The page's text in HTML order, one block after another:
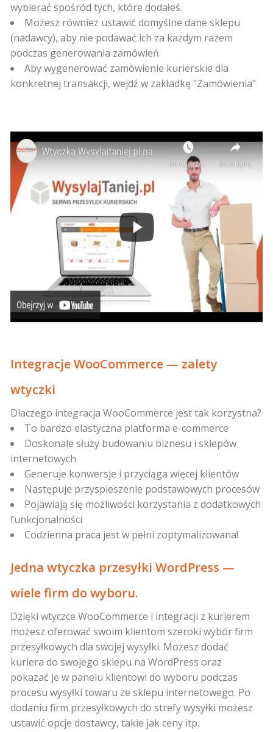
wybierać spośród tych, które dodałeś.
Możesz również ustawić domyślne dane sklepu
(nadawcy), aby nie podawać ich za każdym razem
podczas generowania zamówień.
Aby wygenerować zamówienie kurierskie dla
konkretnej transakcji, wejdź w zakładkę "Zamówienia"
Integracje WooCommerce — zalety
wtyczki
Dlaczego integracja WooCommerce jest tak korzystna?
To bardzo elastyczna platforma e-commerce
Doskonale służy budowaniu biznesu i sklepów
internetowych
Generuje konwersje i przyciąga więcej klientów
Następuje przyspieszenie podstawowych procesów
Pojawiają się możliwości korzystania z dodatkowych
funkcjonalności
Codzienna praca jest w pełni zoptymalizowana!
Jedna wtyczka przesyłki WordPress —
wiele firm do wyboru.
Dzięki wtyczce WooCommerce i integracji z kurierem
możesz oferować swoim klientom szeroki wybór firm
przesyłkowych dla swojej wysyłki. Możesz dodać
kuriera do swojego sklepu na WordPress oraz
pokazać je w panelu klientowi do wyboru podczas
procesu wysyłki towaru ze sklepu internetowego. Po
dodaniu firm przesyłkowych do strefy wysyłki możesz
ustawić opcje dostawcy, takie jak ceny itp.